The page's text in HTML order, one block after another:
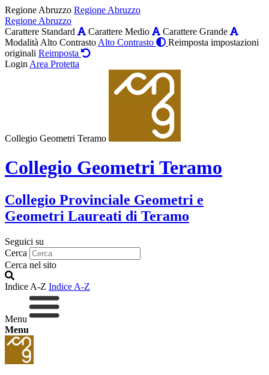
Regione Abruzzo Regione Abruzzo
Regione Abruzzo
Carattere Standard
Carattere Medio
Carattere Grande
Modalità Alto Contrasto Alto Contrasto
Reimposta impostazioni
originali Reimposta
Login Area Protetta
Collegio Geometri Teramo
Collegio Geometri Teramo
Collegio Provinciale Geometri e
Geometri Laureati di Teramo
Seguici su
Cerca
Cerca nel sito
Indice A-Z Indice A-Z
Menu
Menu